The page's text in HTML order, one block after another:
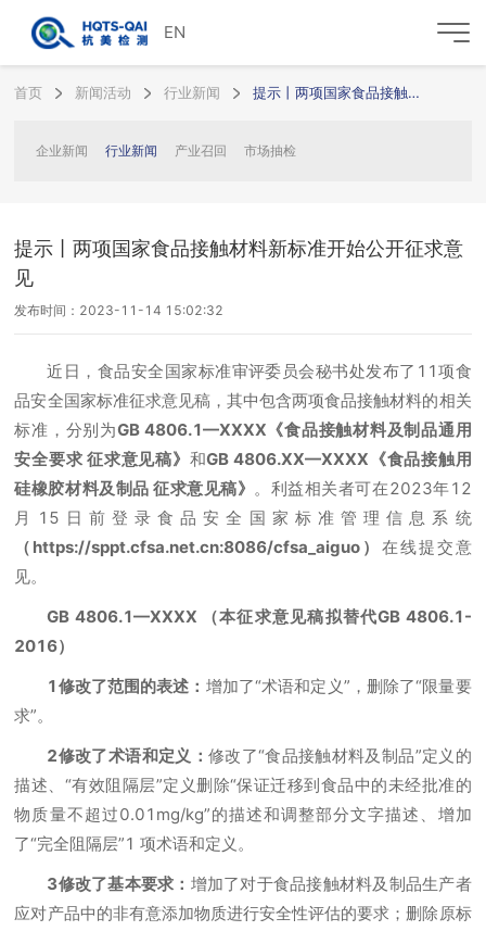
EN
首页 新闻活动 行业新闻 提示丨两项国家食品接触材料新标准开始公开征求意见
企业新闻 行业新闻 产业召回 市场抽检
提示丨两项国家食品接触材料新标准开始公开征求意
见
发布时间：2023-11-14 15:02:32
近日，食品安全国家标准审评委员会秘书处发布了11项食
品安全国家标准征求意见稿，其中包含两项食品接触材料的相关
标准，分别为GB 4806.1—XXXX《食品接触材料及制品通用
安全要求 征求意见稿》 和GB 4806.XX—XXXX《食品接触用
硅橡胶材料及制品 征求意见稿》 。利益相关者可在2023年12
月15日前登录食品安全国家标准管理信息系统
（https://sppt.cfsa.net.cn:8086/cfsa_aiguo） 在线提交意
见。
GB 4806.1—XXXX （本征求意见稿拟替代GB 4806.1-
2016）
1修改了范围的表述： 增加了“术语和定义”，删除了“限量要
求”。
2修改了术语和定义： 修改了“食品接触材料及制品”定义的
描述、“有效阻隔层”定义删除“保证迁移到食品中的未经批准的
物质量不超过0.01mg/kg”的描述和调整部分文字描述、增加
了“完全阻隔层”1 项术语和定义。
3修改了基本要求： 增加了对于食品接触材料及制品生产者
应对产品中的非有意添加物质进行安全性评估的要求；删除原标